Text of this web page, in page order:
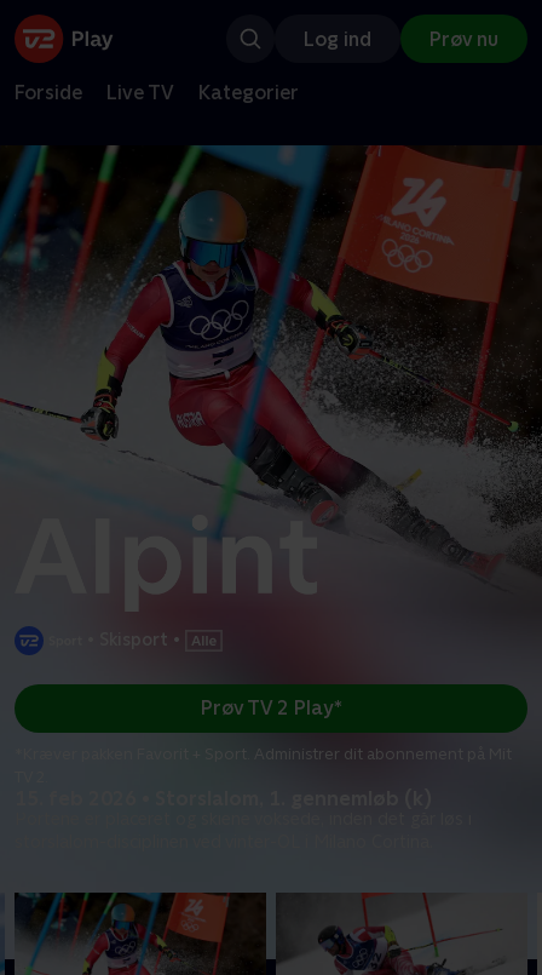
Log ind Prøv nu
Forside Live TV Kategorier
Skisport •
Prøv TV 2 Play*
*Kræver pakken Favorit + Sport. Administrer dit abonnement på Mit